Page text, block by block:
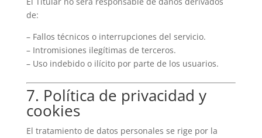
de:
– Fallos técnicos o interrupciones del servicio.
– Intromisiones ilegítimas de terceros.
– Uso indebido o ilícito por parte de los usuarios.
7. Política de privacidad y
cookies
El tratamiento de datos personales se rige por la